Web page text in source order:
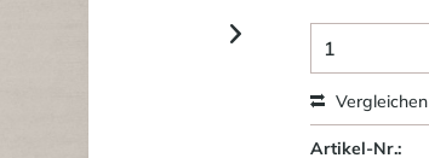
Vergleichen
Artikel-Nr.: